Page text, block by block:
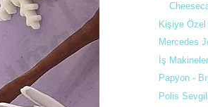
Kişiye
Mercedes
İş
Papyon -
Polis